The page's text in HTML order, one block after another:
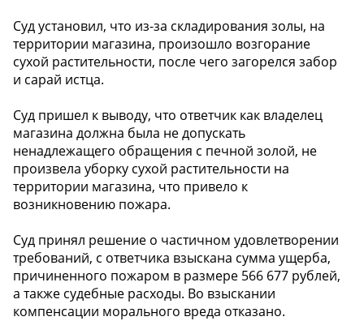
Суд установил, что из-за складирования золы, на
территории магазина, произошло возгорание
сухой растительности, после чего загорелся забор
и сарай истца.
Суд пришел к выводу, что ответчик как владелец
магазина должна была не допускать
ненадлежащего обращения с печной золой, не
произвела уборку сухой растительности на
территории магазина, что привело к
возникновению пожара.
Суд принял решение о частичном удовлетворении
требований, с ответчика взыскана сумма ущерба,
причиненного пожаром в размере 566 677 рублей,
а также судебные расходы. Во взыскании
компенсации морального вреда отказано.